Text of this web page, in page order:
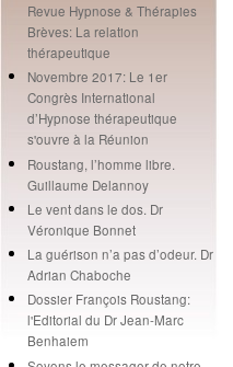
Revue Hypnose & Thérapies
Brèves: La relation
thérapeutique
Novembre 2017: Le 1er
Congrès International
d’Hypnose thérapeutique
s'ouvre à la Réunion
Roustang, l’homme libre.
Guillaume Delannoy
Le vent dans le dos. Dr
Véronique Bonnet
La guérison n’a pas d’odeur. Dr
Adrian Chaboche
Dossier François Roustang:
l'Editorial du Dr Jean-Marc
Benhaiem